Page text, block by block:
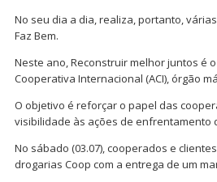
No seu dia a dia, realiza, portanto,
Faz Bem.
Neste ano, Reconstruir melhor juntos é
Cooperativa Internacional (ACI), órgão
O objetivo é reforçar o papel das
visibilidade às ações de
No sábado (03.07), cooperados e
drogarias Coop com a entrega de um